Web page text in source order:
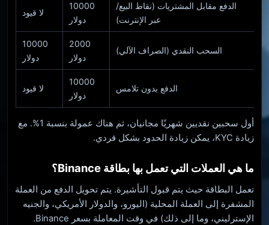
الدفع مقابل المشتريات (نقاط البيع/
عبر الإنترنت)
10000
دولار
لا قيود
السحب النقدي (الصراف الآلي)
2000
دولار
10000
دولار
الدفع بدون تلامس
10000
دولار
لا قيود
أول سحبين نقديين شهريًا مجانيان، ثم هناك عمولة بنسبة 1%. مع
زيادة KYC، يمكن زيادة الحدود بشكل فردي.
ما هي العملات التي تعمل بها بطاقة Binance؟
تعمل البطاقة حيث يتم قبول التأشيرة. يتم تحويل الدفع من العملة
المشفرة إلى العملة المحلية (اليورو، والدولار الأمريكي، والجنيه
الإسترليني، وما إلى ذلك) في وقت المعاملة بسعر Binance.